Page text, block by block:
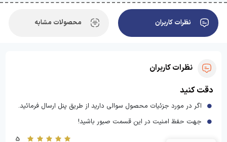
نظرات کاربران محصولات مشابه
نظرات کاربران
دقت کنید
اگر در مورد جزئیات محصول سوالی دارید از طریق پنل ارسال فرمائید.
جهت حفظ امنیت در این قسمت صبور باشید!
5